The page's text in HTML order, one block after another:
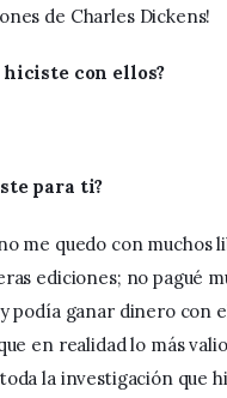
de Charles Dickens!
hiciste con ellos?
para ti?
me quedo con muchos
ediciones; no pagué
podía ganar dinero con
en realidad lo más
la investigación que